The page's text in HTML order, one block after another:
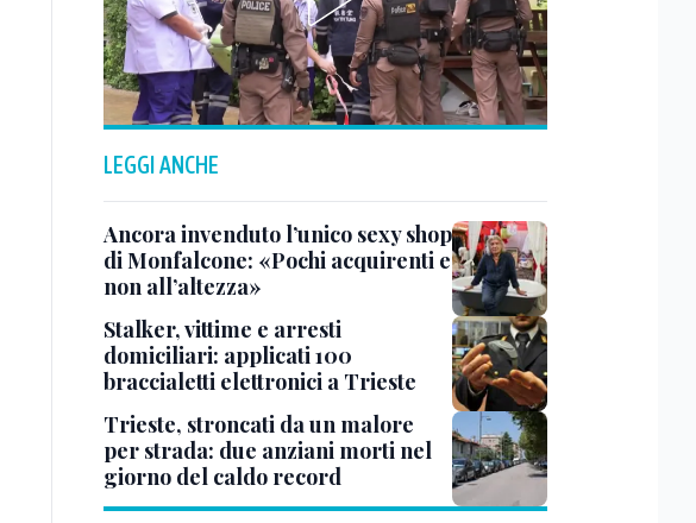
LEGGI ANCHE
Ancora invenduto l’unico sexy shop
di Monfalcone: «Pochi acquirenti e
non all’altezza»
Stalker, vittime e arresti
domiciliari: applicati 100
braccialetti elettronici a Trieste
Trieste, stroncati da un malore
per strada: due anziani morti nel
giorno del caldo record